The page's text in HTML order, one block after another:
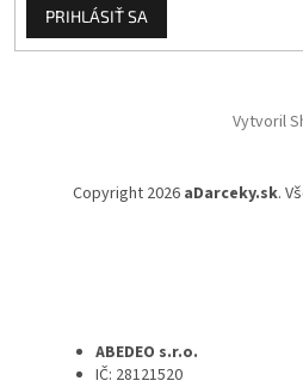
PRIHLÁSIŤ SA
Vytvoril
Copyright 2026 aDarceky.sk.
ABEDEO s.r.o.
IČ: 28121520